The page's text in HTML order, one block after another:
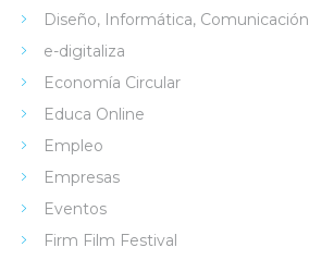
Diseño, Informática, Comunicación
e-digitaliza
Economía Circular
Educa Online
Empleo
Empresas
Eventos
Firm Film Festival